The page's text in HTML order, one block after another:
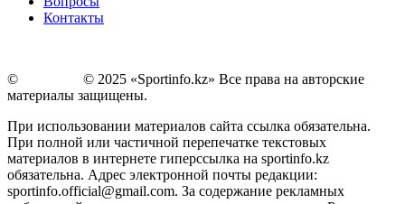
Контакты
©
© 2025 «Sportinfo.kz» Все права на авторские
материалы защищены.
При использовании материалов сайта ссылка обязательна.
При полной или частичной перепечатке текстовых
материалов в интернете гиперссылка на sportinfo.kz
обязательна. Адрес электронной почты редакции:
sportinfo.official@gmail.com. За содержание рекламных